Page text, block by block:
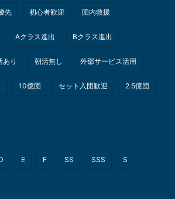
先 初心者歓迎 団内救援
Aクラス進出 Bクラス進出
あり 朝活無し 外部サービス活用
10億団 セット入団歓迎 2.5億団
E F SS SSS S